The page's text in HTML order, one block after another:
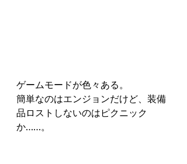
ゲームモードが色々ある。
簡単なのはエンジョンだけど、装備
品ロストしないのはピクニック
か……。